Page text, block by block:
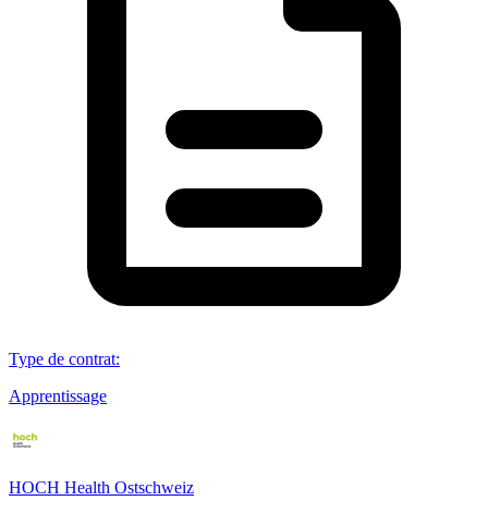
Type de contrat:
Apprentissage
HOCH Health Ostschweiz